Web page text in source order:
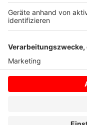
Anzeige